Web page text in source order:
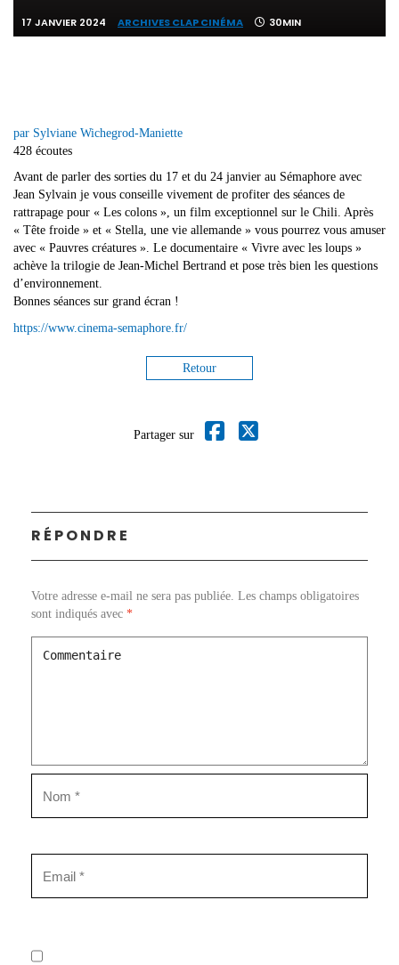
17 JANVIER 2024 ARCHIVES CLAP CINÉMA 30MIN
par Sylviane Wichegrod-Maniette
428 écoutes
Avant de parler des sorties du 17 et du 24 janvier au Sémaphore avec
Jean Sylvain je vous conseille vivement de profiter des séances de
rattrapage pour « Les colons », un film exceptionnel sur le Chili. Après
« Tête froide » et « Stella, une vie allemande » vous pourrez vous amuser
avec « Pauvres créatures ». Le documentaire « Vivre avec les loups »
achève la trilogie de Jean-Michel Bertrand et pose très bien les questions
d’environnement.
Bonnes séances sur grand écran !
https://www.cinema-semaphore.fr/
Retour
Partager sur
RÉPONDRE
Votre adresse e-mail ne sera pas publiée. Les champs obligatoires
sont indiqués avec *